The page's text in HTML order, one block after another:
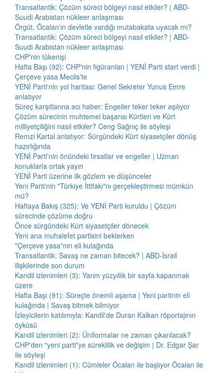
Transatlantik: Çözüm süreci bölgeyi nasıl etkiler? | ABD-
Suudi Arabistan nükleer anlaşması
Örgüt, Öcalan'ın devletle vardığı mutabakata uyacak mı?
Transatlantik: Çözüm süreci bölgeyi nasıl etkiler? | ABD-
Suudi Arabistan nükleer anlaşması
CHP'nin tükenişi
Hafta Başı (92): CHP'nin figüranları | YENİ Parti start verdi |
Çerçeve yasa Meclis'te
YENİ Parti'nin yol haritası: Genel Sekreter Yunus Emre
anlatıyor
Süreç karşıtlarına acı haber: Engeller teker teker aşılıyor
Çözüm sürecinin muhtemel başarısı Kürtleri ve Kürt
milliyetçiliğini nasıl etkiler? Ceng Sağnıç ile söyleşi
Remzi Kartal anlatıyor: Sürgündeki Kürt siyasetçiler dönüş
hazırlığında
YENİ Parti’nin önündeki fırsatlar ve engeller | Uzman
konuklarla ortak yayın
YENİ Parti üzerine ilk gözlem ve düşünceler
Yeni Parti'nin "Türkiye İttifakı"nı gerçekleştirmesi mümkün
mü?
Haftaya Bakış (325): Ve YENİ Parti kuruldu | Çözüm
sürecinde çözüme doğru
Önce sürgündeki Kürt siyasetçiler dönecek
Yeni ana muhalefet partisini beklerken
"Çerçeve yasa"nın eli kulağında
Transatlantik: Savaş ne zaman bitecek? | ABD-İsrail
ilişkilerinde son durum
Kandil izlenimleri (3): Yarım yüzyıllık bir sayfa kapanmak
üzere
Hafta Başı (91): Süreçte önemli aşama | Yeni partinin eli
kulağında | Savaş bitmek bilmiyor
İzleyicilerin katılımıyla: Kandil'de Duran Kalkan röportajının
öyküsü
Kandil izlenimleri (2): Üniformalar ne zaman çıkarılacak?
CHP'den "yeni parti"ye süreklilik ve değişim | Dr. Edgar Şar
ile söyleşi
Kandil izlenimleri (1): Cümleler Öcalan ile başlıyor Öcalan ile